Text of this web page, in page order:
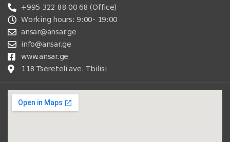
+995 322 88 00 68 (Office)
Working hours: 9:00- 19:00
ansar@ansar.ge
info@ansar.ge
www.ansar.ge
118 Tsereteli ave. Tbilisi